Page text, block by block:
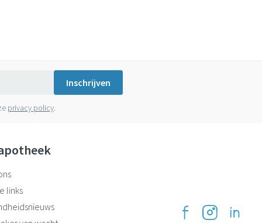
Inschrijven
privacy policy.
links